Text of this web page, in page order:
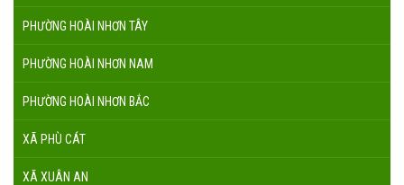
PHƯỜNG HOÀI NHƠN TÂY
PHƯỜNG HOÀI NHƠN NAM
PHƯỜNG HOÀI NHƠN BẮC
XÃ PHÙ CÁT
XÃ XUÂN AN